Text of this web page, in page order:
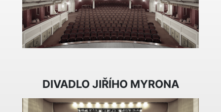
DIVADLO JIŘÍHO MYRONA